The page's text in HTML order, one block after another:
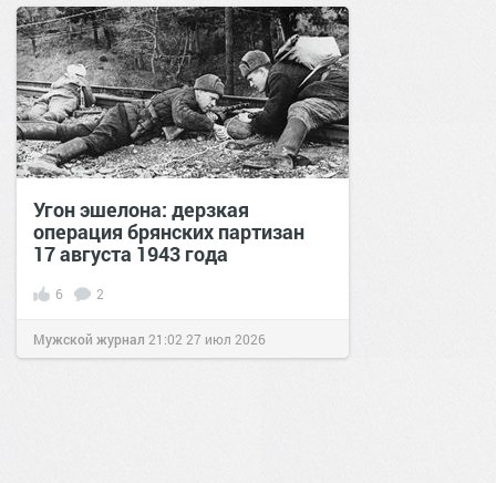
Угон эшелона: дерзкая
операция брянских партизан
17 августа 1943 года
6 2
Мужской журнал 21:02 27 июл 2026